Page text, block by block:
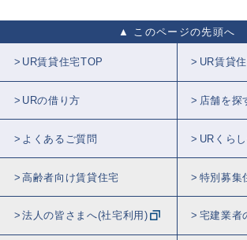
このページの先頭へ
UR賃貸住宅TOP UR賃貸
URの借り方 店舗を探
よくあるご質問 URくら
高齢者向け賃貸住宅 特別募集
法人の皆さまへ(社宅利用) 宅建業者